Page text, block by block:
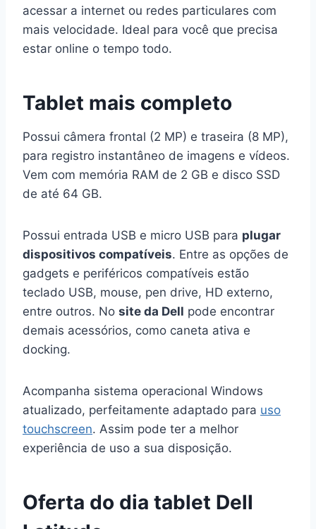
acessar a internet ou redes particulares com
mais velocidade. Ideal para você que precisa
estar online o tempo todo.
Tablet mais completo
Possui câmera frontal (2 MP) e traseira (8 MP),
para registro instantâneo de imagens e vídeos.
Vem com memória RAM de 2 GB e disco SSD
de até 64 GB.
Possui entrada USB e micro USB para plugar
dispositivos compatíveis. Entre as opções de
gadgets e periféricos compatíveis estão
teclado USB, mouse, pen drive, HD externo,
entre outros. No site da Dell pode encontrar
demais acessórios, como caneta ativa e
docking.
Acompanha sistema operacional Windows
atualizado, perfeitamente adaptado para uso
touchscreen. Assim pode ter a melhor
experiência de uso a sua disposição.
Oferta do dia tablet Dell